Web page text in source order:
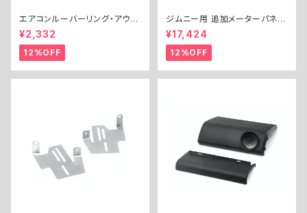
エアコンルーバーリング・アウタ
ー
¥2,332
12%OFF
ジムニー用 追加メーターパネル
キット（Φ60） ／ EXTRA GAU
GE PANEL KIT for Jimny (Φ
60)
¥17,424
12%OFF